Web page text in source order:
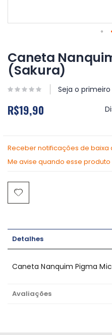
para
o
início
da
Galeria
imagens
Caneta
(Sakura)
Seja o
R$19,90
Receber notificações de baixa
Me avise quando esse
Detalhes
Caneta Nanquim Pigma
Avaliações